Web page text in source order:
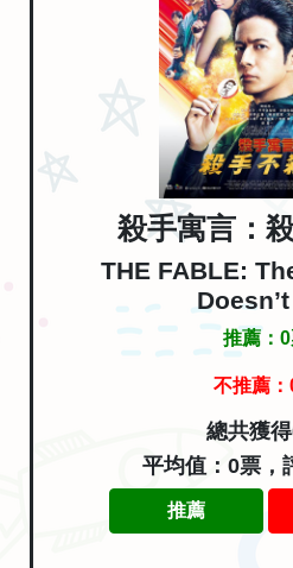
殺手寓言：
THE FABLE:
推薦： 0
不推薦：
總共獲
平均值：0票，
推薦